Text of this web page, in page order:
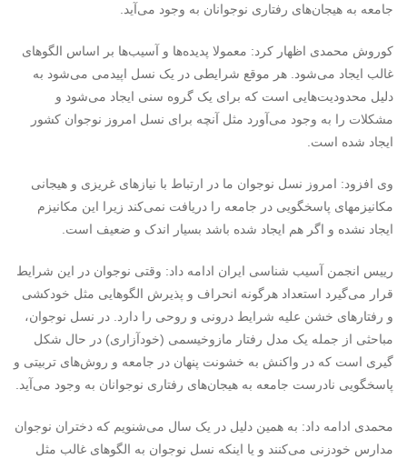
جامعه به هیجان‌های رفتاری نوجوانان به وجود می‌آید.
کوروش محمدی اظهار کرد: معمولا پدیده‌ها و آسیب‌ها بر اساس الگوهای
غالب ایجاد می‌شود. هر موقع شرایطی در یک نسل اپیدمی می‌شود به
دلیل محدودیت‌هایی است که برای یک گروه سنی ایجاد می‌شود و
مشکلات را به وجود می‌آورد مثل آنچه برای نسل امروز نوجوان کشور
ایجاد شده است.
وی افزود: امروز نسل نوجوان ما در ارتباط با نیازهای غریزی و هیجانی
مکانیزمهای پاسخگویی در جامعه را دریافت نمی‌کند زیرا این مکانیزم
ایجاد نشده و اگر هم ایجاد شده باشد بسیار اندک و ضعیف است.
رییس انجمن آسیب شناسی ایران ادامه داد: وقتی نوجوان در این شرایط
قرار می‌گیرد استعداد هرگونه انحراف و پذیرش الگوهایی مثل خودکشی
و رفتارهای خشن علیه شرایط درونی و روحی را دارد. در نسل نوجوان،
مباحثی از جمله یک مدل رفتار مازوخیسمی (خودآزاری) در حال شکل
گیری است که در واکنش به خشونت پنهان در جامعه و روش‌های تربیتی و
پاسخگویی نادرست جامعه به هیجان‌های رفتاری نوجوانان به وجود می‌آید.
محمدی ادامه داد: به همین دلیل در یک سال می‌شنویم که دختران نوجوان
مدارس خودزنی می‌کنند و یا اینکه نسل نوجوان به الگوهای غالب مثل